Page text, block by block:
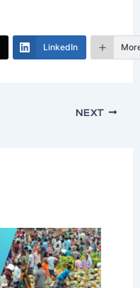
LinkedIn
NEXT